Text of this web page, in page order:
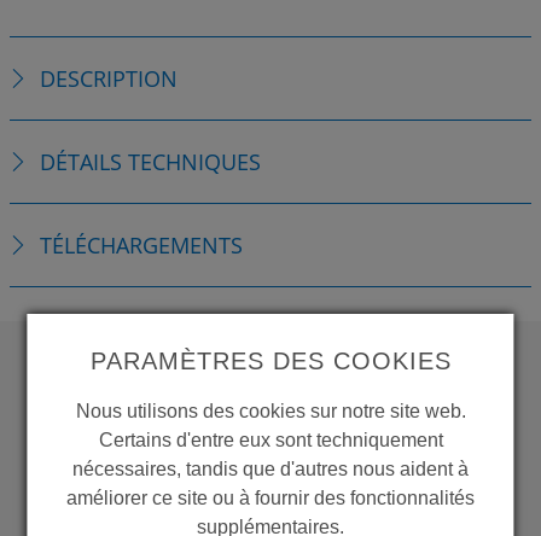
DESCRIPTION
DÉTAILS TECHNIQUES
TÉLÉCHARGEMENTS
WANT TO SEE
MORE PRODUCTS?
PARAMÈTRES DES COOKIES
Nous utilisons des cookies sur notre site web.
Certains d'entre eux sont techniquement
nécessaires, tandis que d'autres nous aident à
améliorer ce site ou à fournir des fonctionnalités
supplémentaires.